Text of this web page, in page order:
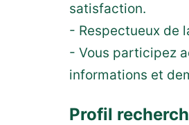
satisfaction.
- Respectueux de
- Vous participez
informations et
Profil